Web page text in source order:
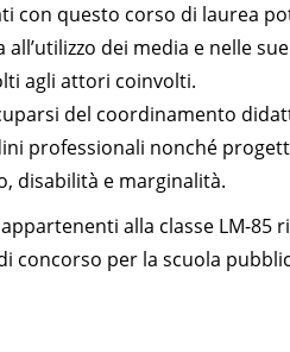
con questo corso di laurea
all’utilizzo dei media e nelle
agli attori coinvolti.
del coordinamento
professionali nonché
disabilità e marginalità.
alla classe LM-
concorso per la scuola